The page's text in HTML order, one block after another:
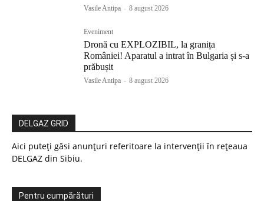
Vasile Antipa - 8 august 2026
Eveniment
Dronă cu EXPLOZIBIL, la granița
României! Aparatul a intrat în Bulgaria și s-a
prăbușit
Vasile Antipa - 8 august 2026
DELGAZ GRID
Aici puteți găsi anunțuri referitoare la intervenții în rețeaua
DELGAZ din Sibiu.
Pentru cumpărături